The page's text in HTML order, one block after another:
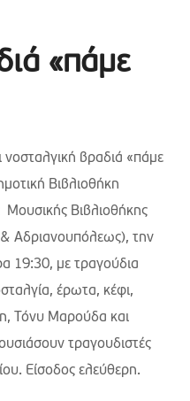
«πάμε
βραδιά «πάμε
Βιβλιοθήκη
Μουσικής Βιβλιοθήκης
Αδριανουπόλεως), την
19:30, με τραγούδια
έρωτα, κέφι,
Τόνυ Μαρούδα και
τραγουδιστές
Είσοδος ελεύθερη.